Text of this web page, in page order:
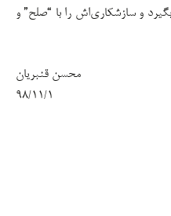
و سازشکاری‌اش را با “صلح” و
محسن قنبریان
۹۸/۱۱/۱